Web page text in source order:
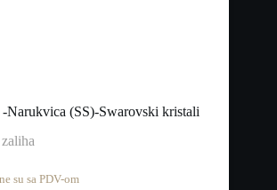
(SS)-Swarovski kristali
su sa PDV-om